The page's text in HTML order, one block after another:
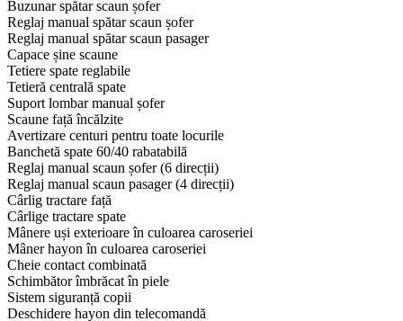
Buzunar spătar scaun șofer
Reglaj manual spătar scaun șofer
Reglaj manual spătar scaun pasager
Capace șine scaune
Tetiere spate reglabile
Tetieră centrală spate
Suport lombar manual șofer
Scaune față încălzite
Avertizare centuri pentru toate locurile
Banchetă spate 60/40 rabatabilă
Reglaj manual scaun șofer (6 direcții)
Reglaj manual scaun pasager (4 direcții)
Cârlig tractare față
Cârlige tractare spate
Mânere uși exterioare în culoarea caroseriei
Mâner hayon în culoarea caroseriei
Cheie contact combinată
Schimbător îmbrăcat în piele
Sistem siguranță copii
Deschidere hayon din telecomandă